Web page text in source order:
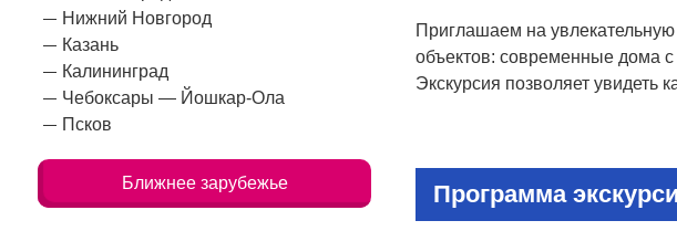
Нижний Новгород
Казань
Калининград
Чебоксары — Йошкар-Ола
Псков
Ближнее зарубежье
Приглашаем на
объектов: современные дома
Экскурсия позволяет увидеть
Программа